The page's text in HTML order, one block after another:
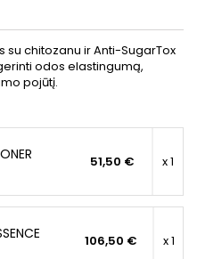
su chitozanu ir Anti-SugarTox
odos elastingumą,
pojūtį.
51,50 € x 1
106,50 € x 1